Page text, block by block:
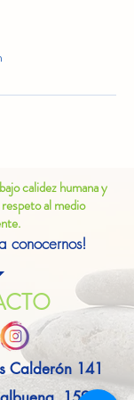
calidez humana y
al medio
conocernos!
Calderón 141